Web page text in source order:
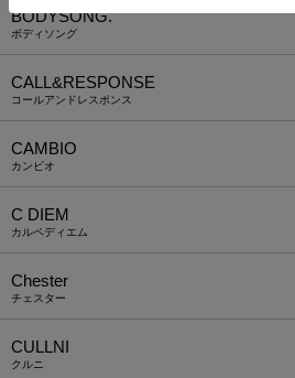
BODYSONG.
ボディソング
CALL&RESPONSE
コールアンドレスポンス
CAMBIO
カンビオ
C DIEM
カルペディエム
Chester
チェスター
CULLNI
クルニ